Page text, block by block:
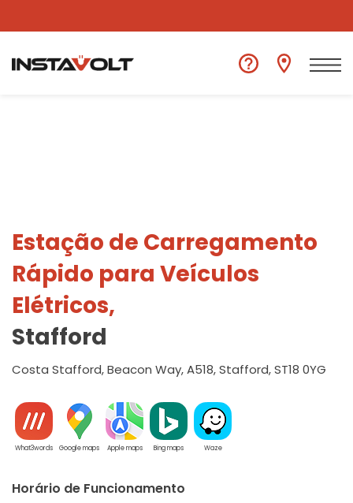
Ver outra localização
Estação de Carregamento
Rápido para Veículos
Elétricos,
Stafford
Costa Stafford, Beacon Way, A518, Stafford, ST18 0YG
What3words Google maps Apple maps Bing maps Waze
Horário de Funcionamento